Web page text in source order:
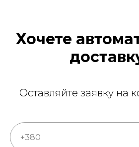
Хочете
Оставляйте заявку на